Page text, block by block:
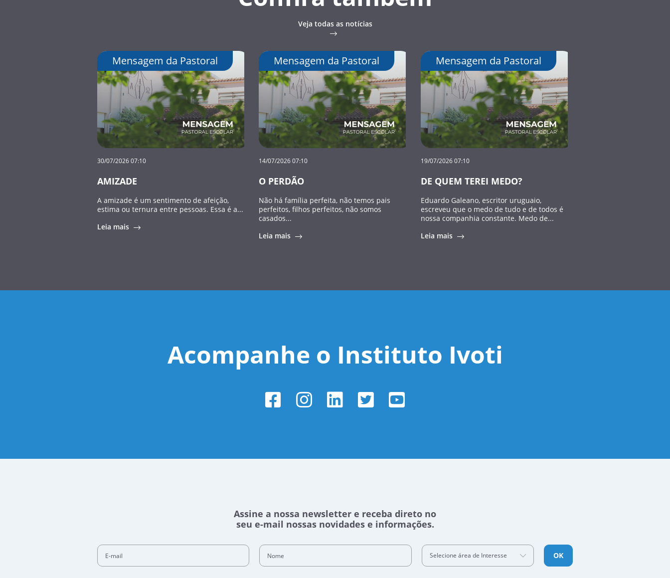
Veja todas as notícias
Mensagem da Pastoral
30/07/2026 07:10
AMIZADE
A amizade é um sentimento de afeição,
estima ou ternura entre pessoas. Essa é a...
Leia mais
Mensagem da Pastoral
14/07/2026 07:10
O PERDÃO
Não há família perfeita, não temos pais
perfeitos, filhos perfeitos, não somos
casados...
Leia mais
Mensagem da Pastoral
19/07/2026 07:10
DE QUEM TEREI MEDO?
Eduardo Galeano, escritor uruguaio,
escreveu que o medo de tudo e de todos é
nossa companhia constante. Medo de...
Leia mais
Acompanhe o Instituto Ivoti
Assine a nossa newsletter e receba direto no
seu e-mail nossas novidades e informações.
Selecione área de Interesse OK